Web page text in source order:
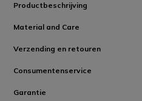
Productbeschrijving
Material and Care
Verzending en retouren
Consumentenservice
Garantie